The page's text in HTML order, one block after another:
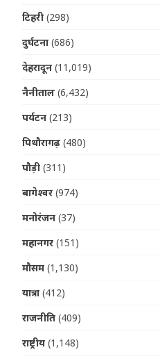
टिहरी (298)
दुर्घटना (686)
देहरादून (11,019)
नैनीताल (6,432)
पर्यटन (213)
पिथौरागढ़ (480)
पौड़ी (311)
बागेश्वर (974)
मनोरंजन (37)
महानगर (151)
मौसम (1,130)
यात्रा (412)
राजनीति (409)
राष्ट्रीय (1,148)